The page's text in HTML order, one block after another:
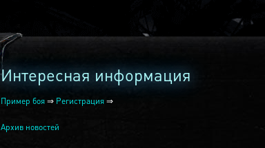
Интересная информация
Пример боя ⇒ Регистрация ⇒
Архив новостей